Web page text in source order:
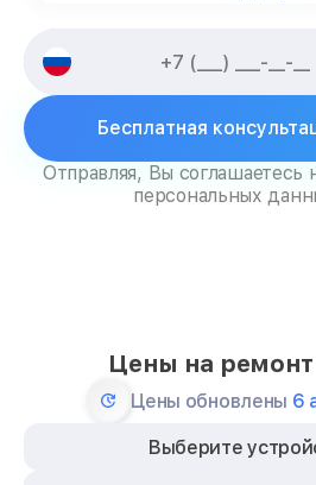
Бесплатная
Отправляя, Вы соглашаетесь
персональных
Цены на ремонт
Цены обновлены 6
Выберите